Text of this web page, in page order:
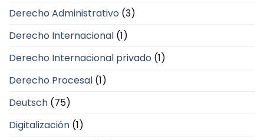
Derecho Administrativo (3)
Derecho Internacional (1)
Derecho Internacional privado (1)
Derecho Procesal (1)
Deutsch (75)
Digitalización (1)